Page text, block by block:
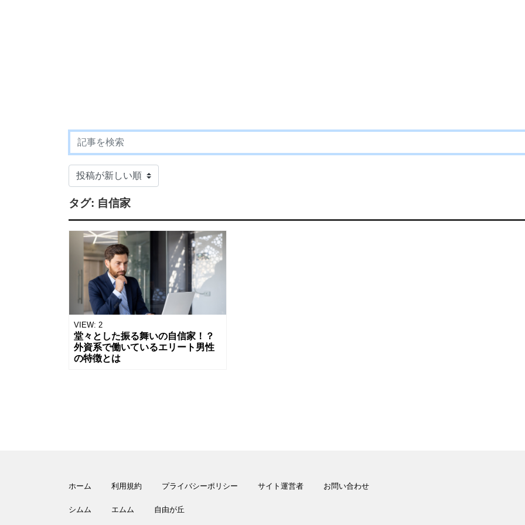
タグ: 自信家
VIEW: 2
堂々とした振る舞いの自信家！？
外資系で働いているエリート男性
の特徴とは
ホーム 利用規約 プライバシーポリシー サイト運営者 お問い合わせ
シムム エムム 自由が丘